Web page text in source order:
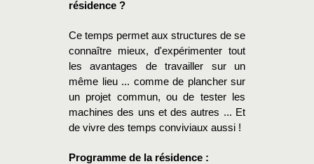
résidence ?
Ce temps permet aux structures de se
connaître mieux, d'expérimenter tout
les avantages de travailler sur un
même lieu ... comme de plancher sur
un projet commun, ou de tester les
machines des uns et des autres ... Et
de vivre des temps conviviaux aussi !
Programme de la résidence :